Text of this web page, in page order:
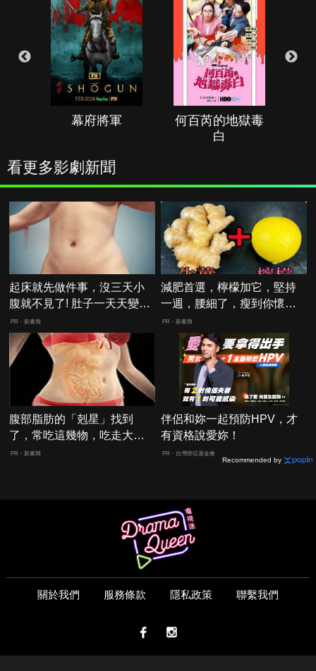
幕府將軍
何百芮的地獄毒
白
看更多影劇新聞
起床就先做件事，沒三天小
腹就不見了! 肚子一天天變
小！
PR・新素簡
減肥首選，檸檬加它，堅持
一週，腰細了，瘦到你懷疑
人生
PR・新素簡
腹部脂肪的「剋星」找到
了，常吃這幾物，吃走大肚
囊，瘦出小蠻腰
PR・新素簡
伴侶和妳一起預防HPV，才
有資格說愛妳！
PR・台灣癌症基金會
Recommended by
關於我們 服務條款 隱私政策 聯繫我們